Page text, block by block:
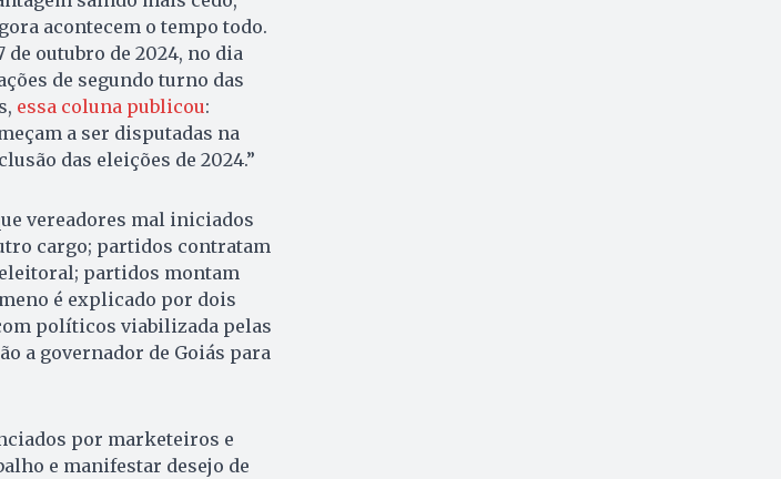
acontecem o tempo todo.
de outubro de 2024, no dia
de segundo turno das
essa coluna publicou:
a ser disputadas na
das eleições de 2024.”
vereadores mal iniciados
cargo; partidos contratam
partidos montam
é explicado por dois
políticos viabilizada pelas
a governador de Goiás para
por marketeiros e
e manifestar desejo de